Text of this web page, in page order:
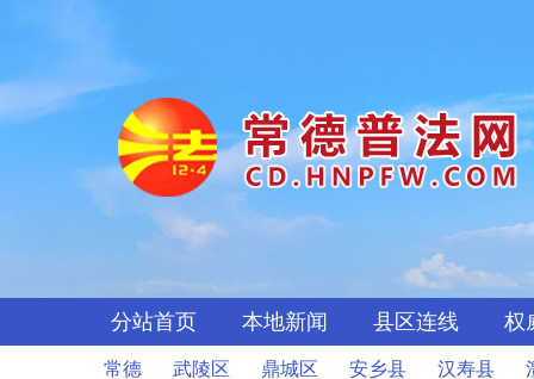
分站首页 本地新闻 县区连线 权
常德 武陵区 鼎城区 安乡县 汉寿县